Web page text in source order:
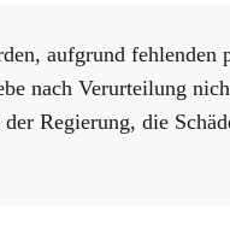
aufgrund fehlenden
nach Verurteilung
Regierung, die